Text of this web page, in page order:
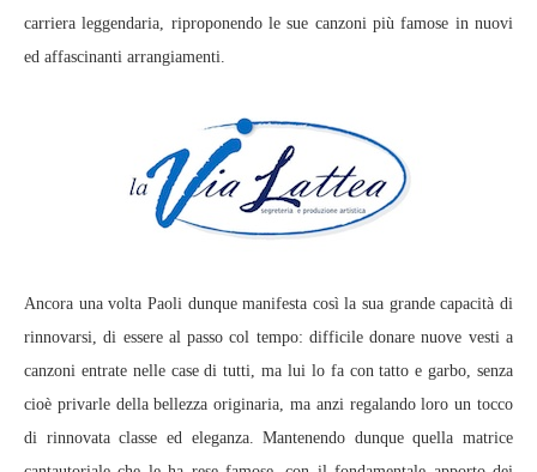
carriera leggendaria, riproponendo le sue canzoni più famose in nuovi
ed affascinanti arrangiamenti.
Ancora una volta Paoli dunque manifesta così la sua grande capacità di
rinnovarsi, di essere al passo col tempo: difficile donare nuove vesti a
canzoni entrate nelle case di tutti, ma lui lo fa con tatto e garbo, senza
cioè privarle della bellezza originaria, ma anzi regalando loro un tocco
di rinnovata classe ed eleganza. Mantenendo dunque quella matrice